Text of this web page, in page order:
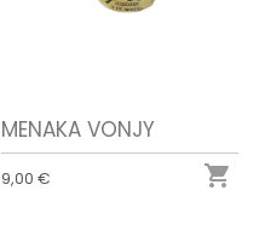
MENAKA VONJY
9,00 € 